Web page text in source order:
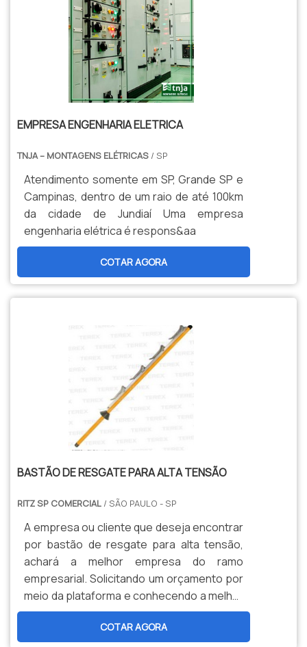
EMPRESA ENGENHARIA ELETRICA
TNJA – MONTAGENS ELÉTRICAS / SP
Atendimento somente em SP, Grande SP e
Campinas, dentro de um raio de até 100km
da cidade de Jundiaí Uma empresa
engenharia elétrica é respons&aa
COTAR AGORA
BASTÃO DE RESGATE PARA ALTA TENSÃO
RITZ SP COMERCIAL / SÃO PAULO - SP
A empresa ou cliente que deseja encontrar
por bastão de resgate para alta tensão,
achará a melhor empresa do ramo
empresarial. Solicitando um orçamento por
meio da plataforma e conhecendo a melhor
referência em qualidade do mercado.
Quando o tema é bastão de resgate para
COTAR AGORA